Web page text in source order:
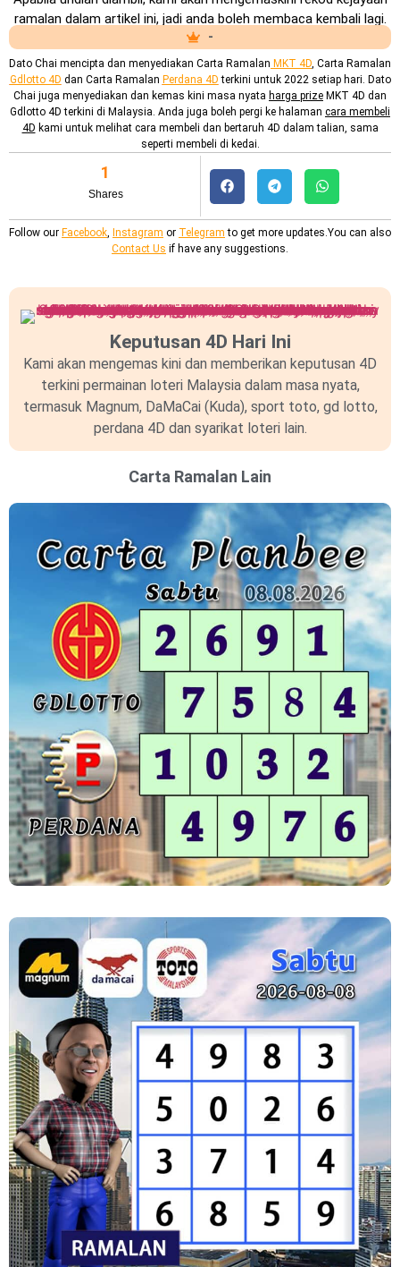
ramalan dalam artikel ini, jadi anda boleh membaca kembali lagi.
-
Dato Chai mencipta dan menyediakan Carta Ramalan MKT 4D, Carta Ramalan
Gdlotto 4D dan Carta Ramalan Perdana 4D terkini untuk 2022 setiap hari. Dato
Chai juga menyediakan dan kemas kini masa nyata harga prize MKT 4D dan
Gdlotto 4D terkini di Malaysia. Anda juga boleh pergi ke halaman cara membeli
4D kami untuk melihat cara membeli dan bertaruh 4D dalam talian, sama
seperti membeli di kedai.
Shares
1
Follow our Facebook Instagram or Telegram to get more updates.You can also
Contact Us if have any suggestions.
Keputusan 4D Hari Ini
Kami akan mengemas kini dan memberikan keputusan 4D
terkini permainan loteri Malaysia dalam masa nyata,
termasuk Magnum, DaMaCai (Kuda), sport toto, gd lotto,
perdana 4D dan syarikat loteri lain.
Carta Ramalan Lain